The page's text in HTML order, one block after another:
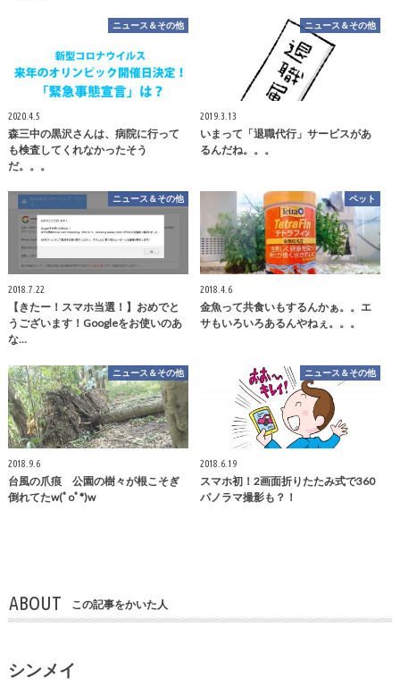
ニュース＆その他
2020.4.5
森三中の黒沢さんは、病院に行って
も検査してくれなかったそう
だ。。。
ニュース＆その他
2019.3.13
いまって「退職代行」サービスがあ
るんだね。。。
ニュース＆その他
2018.7.22
【きたー！スマホ当選！】おめでと
うございます！Googleをお使いのあ
な…
ペット
2018.4.6
金魚って共食いもするんかぁ。。エ
サもいろいろあるんやねぇ。。。
ニュース＆その他
2018.9.6
台風の爪痕 公園の樹々が根こそぎ
倒れてたw(ﾟoﾟ*)w
ニュース＆その他
2018.6.19
スマホ初！2画面折りたたみ式で360
パノラマ撮影も？！
ABOUT この記事をかいた人
シンメイ